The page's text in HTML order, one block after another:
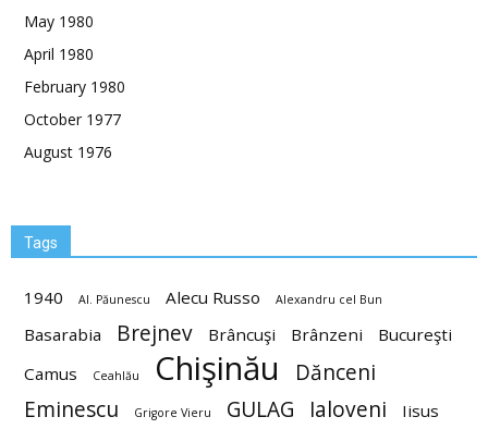
May 1980
April 1980
February 1980
October 1977
August 1976
Tags
1940 Al. Păunescu Alecu Russo Alexandru cel Bun
Basarabia Brejnev Brâncuşi Brânzeni
Bucureşti
Camus
Ceahlău Chişinău
Dănceni
Eminescu
Grigore Vieru GULAG Ialoveni
Iisus